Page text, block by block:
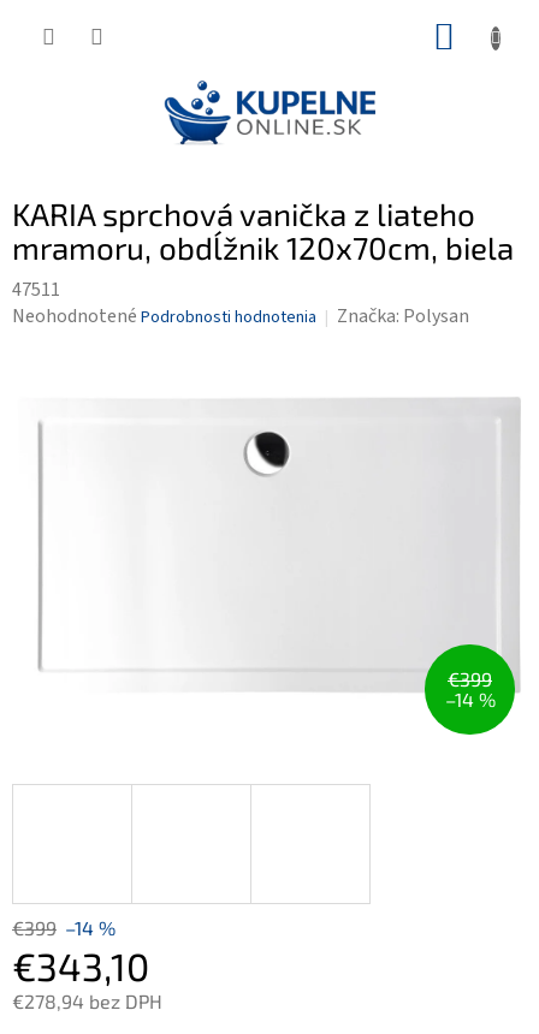
KARIA sprchová vanička z liateho
mramoru, obdĺžnik 120x70cm, biela
47511
Priemerné
Neohodnotené Podrobnosti hodnotenia Značka: Polysan
€399
–14 %
€399 –14 %
€343,10
€278,94 bez DPH